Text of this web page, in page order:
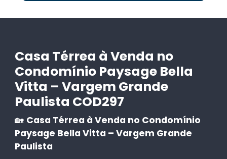
Casa Térrea à Venda no
Condomínio Paysage Bella
Vitta – Vargem Grande
Paulista COD297
🏡 Casa Térrea à Venda no Condomínio
Paysage Bella Vitta – Vargem Grande
Paulista